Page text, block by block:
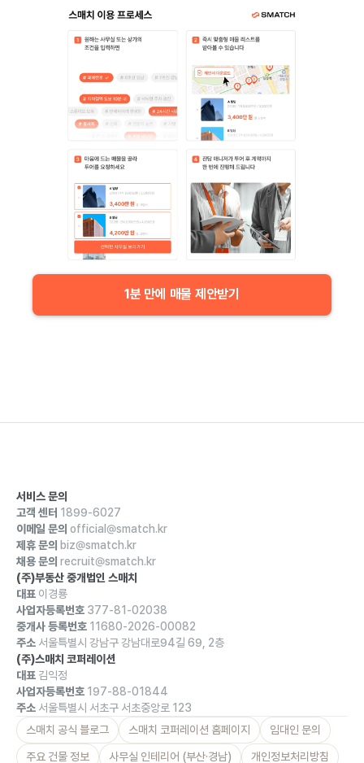
1분 만에 매물 제안받기
서비스 문의
고객 센터 1899-6027
이메일 문의 official@smatch.kr
제휴 문의 biz@smatch.kr
채용 문의 recruit@smatch.kr
(주)부동산 중개법인 스매치
대표 이경룡
사업자등록번호 377-81-02038
중개사 등록번호 11680-2026-00082
주소 서울특별시 강남구 강남대로94길 69, 2층
(주)스매치 코퍼레이션
대표 김익정
사업자등록번호 197-88-01844
주소 서울특별시 서초구 서초중앙로 123
스매치 공식 블로그
스매치 코퍼레이션 홈페이지 임대인 문의
주요 건물 정보 사무실 인테리어 (부산·경남) 개인정보처리방침